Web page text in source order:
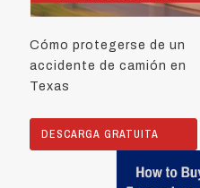
Cómo protegerse de un
accidente de camión en
Texas
DESCARGA GRATUITA